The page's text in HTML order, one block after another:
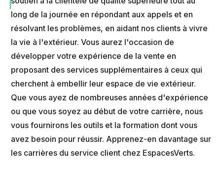
long de la journée en répondant aux appels et en
résolvant les problèmes, en aidant nos clients à vivre
la vie à l'extérieur. Vous aurez l'occasion de
développer votre expérience de la vente en
proposant des services supplémentaires à ceux qui
cherchent à embellir leur espace de vie extérieur.
Que vous ayez de nombreuses années d'expérience
ou que vous soyez au début de votre carrière, nous
vous fournirons les outils et la formation dont vous
avez besoin pour réussir. Apprenez-en davantage sur
les carrières du service client chez EspacesVerts.